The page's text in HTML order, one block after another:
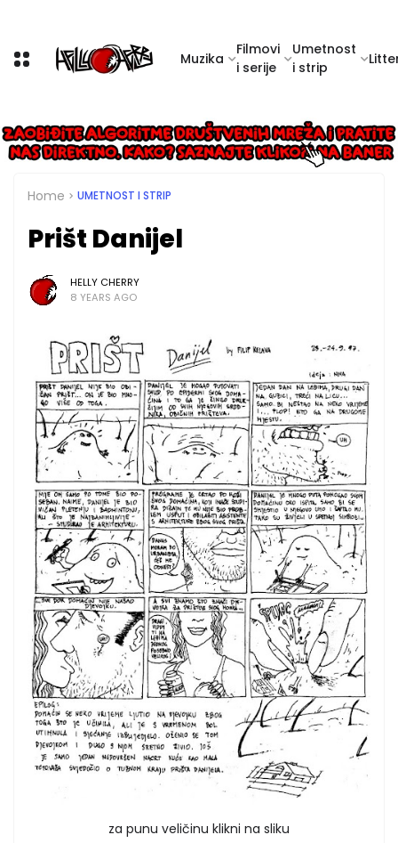
Muzika
Filmovi
i serije
Umetnost
i strip
Home UMETNOST I STRIP
Prišt Danijel
HELLY CHERRY
8 YEARS AGO
za punu veličinu klikni na sliku